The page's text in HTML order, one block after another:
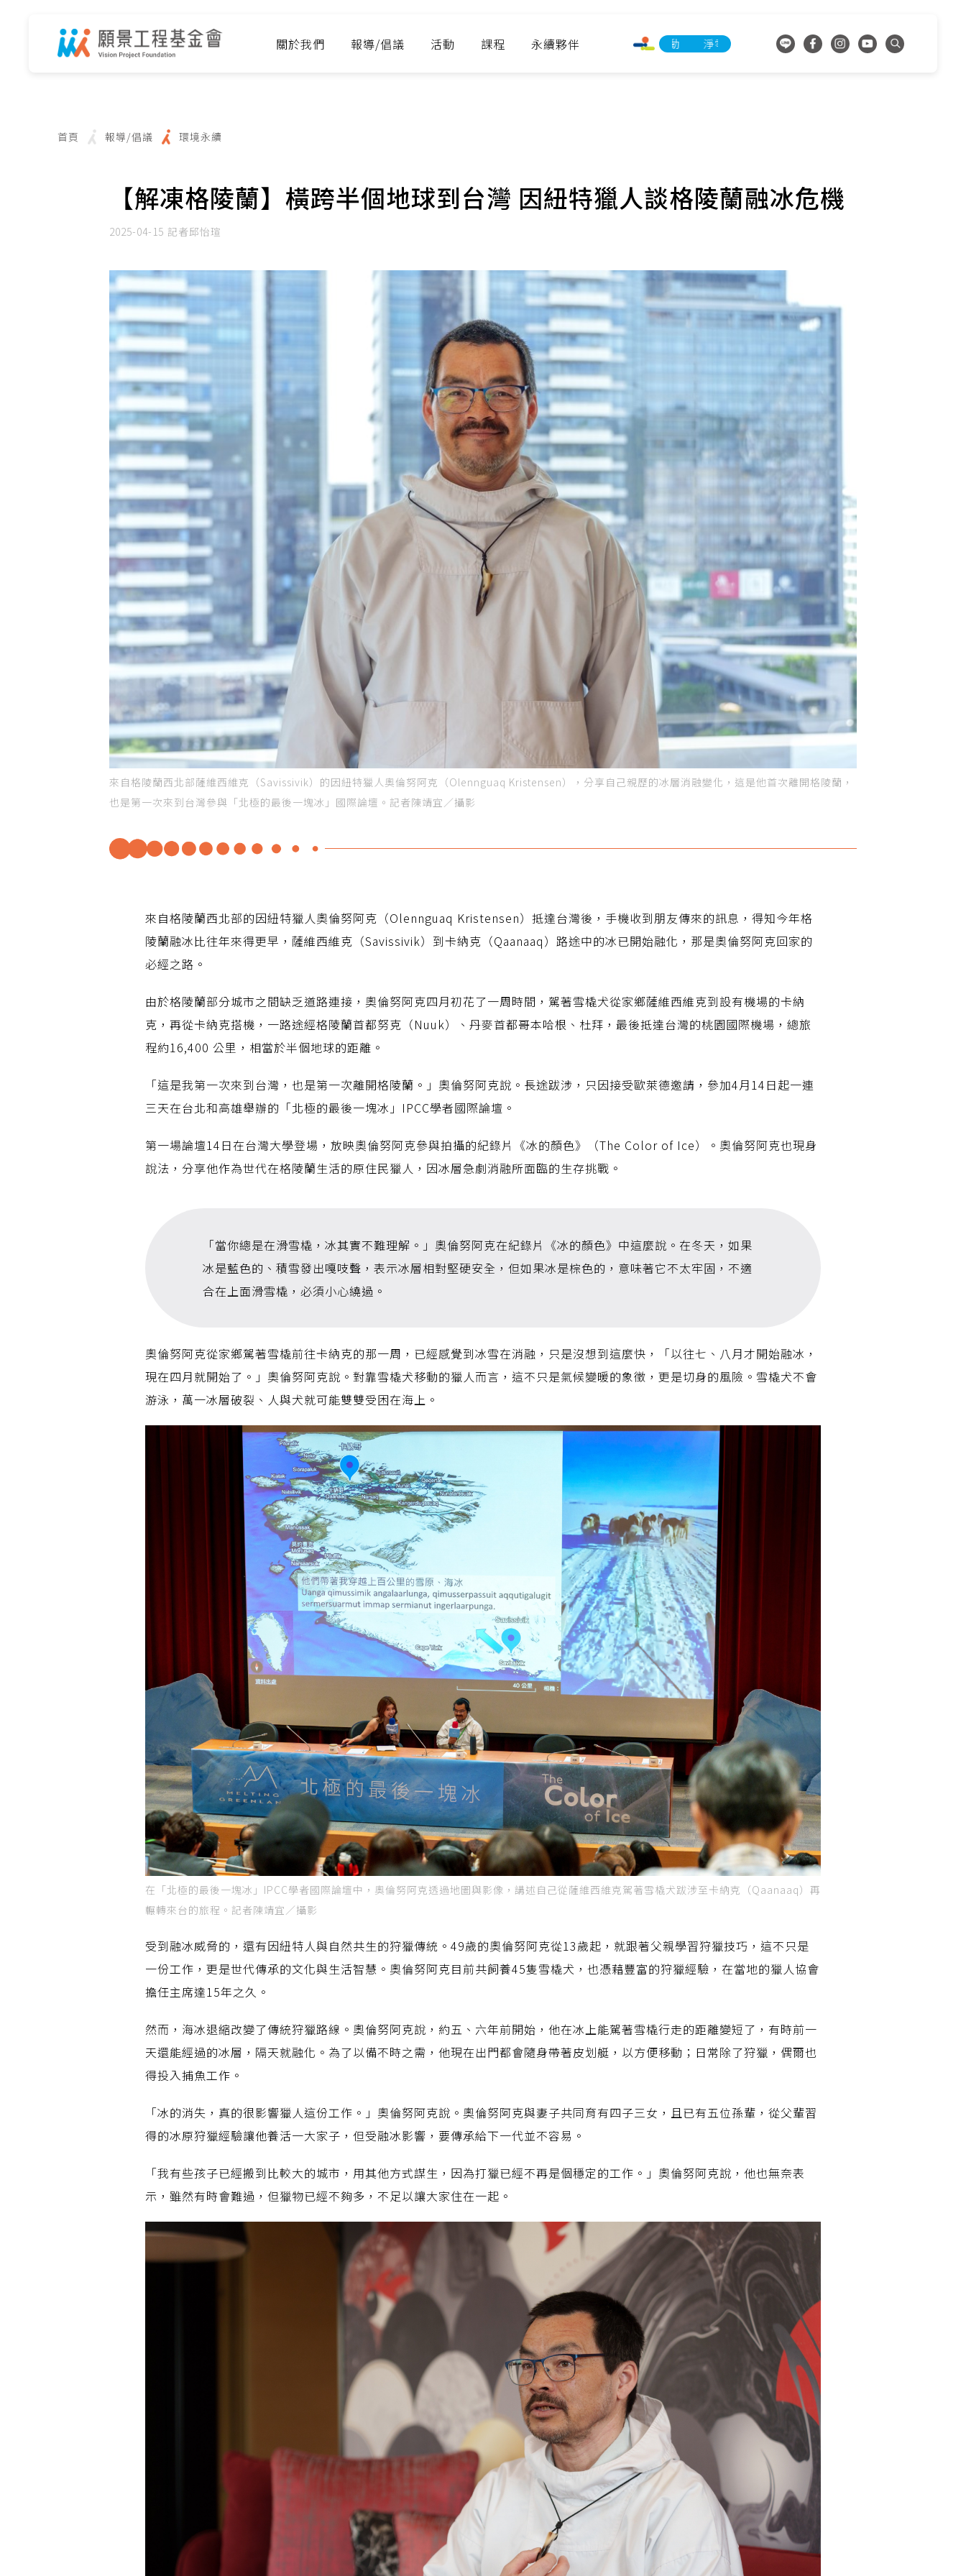
關於我們 報導/倡議 活動 課程 永續夥伴 淨零承諾行動 淨零承諾行動
首頁 報導/倡議 環境永續
【解凍格陵蘭】橫跨半個地球到台灣 因紐特獵人談格陵蘭融冰危機
2025-04-15 記者邱怡瑄
來自格陵蘭西北部薩維西維克（Savissivik）的因紐特獵人奧倫努阿克（Olennguaq Kristensen），分享自己親歷的冰層消融變化，這是他首次離開格陵蘭，
也是第一次來到台灣參與「北極的最後一塊冰」國際論壇。記者陳靖宜／攝影
來自格陵蘭西北部的因紐特獵人奧倫努阿克（Olennguaq Kristensen）抵達台灣後，手機收到朋友傳來的訊息，得知今年格
陵蘭融冰比往年來得更早，薩維西維克（Savissivik）到卡納克（Qaanaaq）路途中的冰已開始融化，那是奧倫努阿克回家的
必經之路。
由於格陵蘭部分城市之間缺乏道路連接，奧倫努阿克四月初花了一周時間，駕著雪橇犬從家鄉薩維西維克到設有機場的卡納
克，再從卡納克搭機，一路途經格陵蘭首都努克（Nuuk）、丹麥首都哥本哈根、杜拜，最後抵達台灣的桃園國際機場，總旅
程約16,400 公里，相當於半個地球的距離。
「這是我第一次來到台灣，也是第一次離開格陵蘭。」奧倫努阿克說。長途跋涉，只因接受歐萊德邀請，參加4月14日起一連
三天在台北和高雄舉辦的「北極的最後一塊冰」IPCC學者國際論壇。
第一場論壇14日在台灣大學登場，放映奧倫努阿克參與拍攝的紀錄片《冰的顏色》（The Color of Ice）。奧倫努阿克也現身
說法，分享他作為世代在格陵蘭生活的原住民獵人，因冰層急劇消融所面臨的生存挑戰。
「當你總是在滑雪橇，冰其實不難理解。」奧倫努阿克在紀錄片《冰的顏色》中這麼說。在冬天，如果
冰是藍色的、積雪發出嘎吱聲，表示冰層相對堅硬安全，但如果冰是棕色的，意味著它不太牢固，不適
合在上面滑雪橇，必須小心繞過。
奧倫努阿克從家鄉駕著雪橇前往卡納克的那一周，已經感覺到冰雪在消融，只是沒想到這麼快，「以往七、八月才開始融冰，
現在四月就開始了。」奧倫努阿克說。對靠雪橇犬移動的獵人而言，這不只是氣候變暖的象徵，更是切身的風險。雪橇犬不會
游泳，萬一冰層破裂、人與犬就可能雙雙受困在海上。
在「北極的最後一塊冰」IPCC學者國際論壇中，奧倫努阿克透過地圖與影像，講述自己從薩維西維克駕著雪橇犬跋涉至卡納克（Qaanaaq）再
輾轉來台的旅程。記者陳靖宜／攝影
受到融冰威脅的，還有因紐特人與自然共生的狩獵傳統。49歲的奧倫努阿克從13歲起，就跟著父親學習狩獵技巧，這不只是
一份工作，更是世代傳承的文化與生活智慧。奧倫努阿克目前共飼養45隻雪橇犬，也憑藉豐富的狩獵經驗，在當地的獵人協會
擔任主席達15年之久。
然而，海冰退縮改變了傳統狩獵路線。奧倫努阿克說，約五、六年前開始，他在冰上能駕著雪橇行走的距離變短了，有時前一
天還能經過的冰層，隔天就融化。為了以備不時之需，他現在出門都會隨身帶著皮划艇，以方便移動；日常除了狩獵，偶爾也
得投入捕魚工作。
「冰的消失，真的很影響獵人這份工作。」奧倫努阿克說。奧倫努阿克與妻子共同育有四子三女，且已有五位孫輩，從父輩習
得的冰原狩獵經驗讓他養活一大家子，但受融冰影響，要傳承給下一代並不容易。
「我有些孩子已經搬到比較大的城市，用其他方式謀生，因為打獵已經不再是個穩定的工作。」奧倫努阿克說，他也無奈表
示，雖然有時會難過，但獵物已經不夠多，不足以讓大家住在一起。